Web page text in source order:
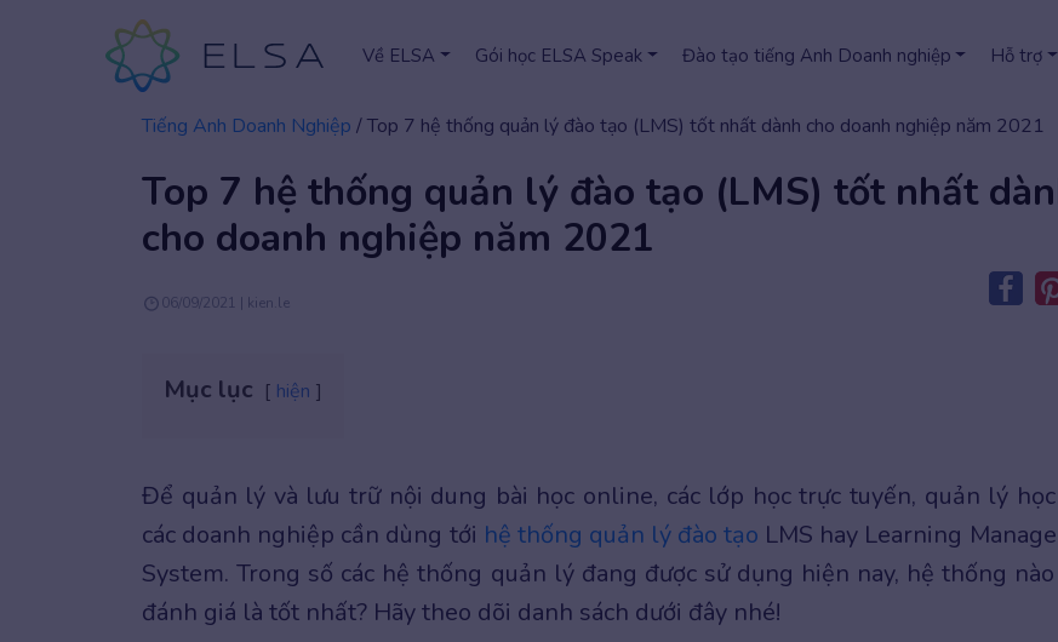
Về ELSA Gói học ELSA Speak Đào tạo tiếng Anh Doanh nghiệp Hỗ trợ
Tiếng Anh Doanh Nghiệp /Top 7 hệ thống quản lý đào tạo (LMS) tốt nhất dành cho doanh nghiệp năm 2021
Top 7 hệ thống quản lý đào tạo (LMS) tốt nhất
cho doanh nghiệp năm 2021
06/09/2021 | kien.le
Mục lục hiện
Để quản lý và lưu trữ nội dung bài học online, các lớp học trực tuyến, quản lý
các doanh nghiệp cần dùng tới hệ thống quản lý đào tạo LMS hay Learning
System. Trong số các hệ thống quản lý đang được sử dụng hiện nay, hệ thống
đánh giá là tốt nhất? Hãy theo dõi danh sách dưới đây nhé!